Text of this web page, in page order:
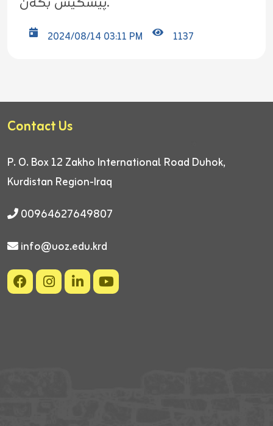
2024/08/14 03:11 PM 1137
Contact Us
P. O. Box 12 Zakho International Road Duhok,
Kurdistan Region-Iraq
00964627649807
info@uoz.edu.krd